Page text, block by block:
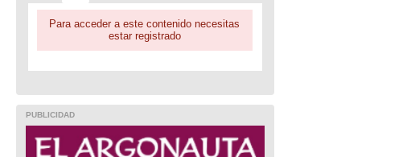
Para acceder a este contenido necesitas
estar registrado
PUBLICIDAD